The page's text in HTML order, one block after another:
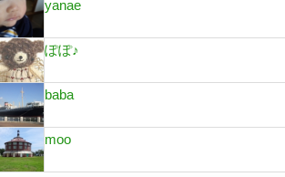
yanae
ぽぽ♪
baba
moo